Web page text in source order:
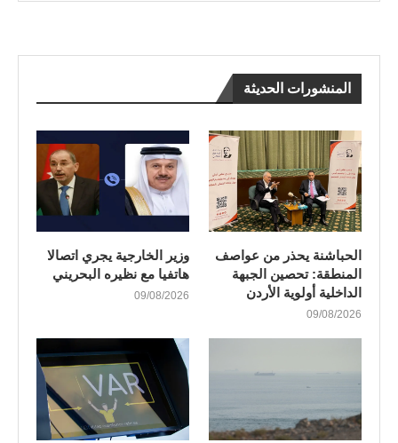
المنشورات الحديثة
الحباشنة يحذر من عواصف
المنطقة: تحصين الجبهة
الداخلية أولوية الأردن
09/08/2026
وزير الخارجية يجري اتصالا
هاتفيا مع نظيره البحريني
09/08/2026